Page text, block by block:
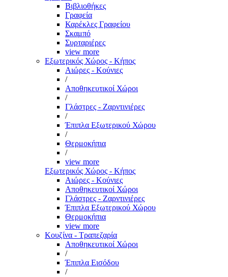
Βιβλιοθήκες
Γραφεία
Καρέκλες Γραφείου
Σκαμπό
Συρταριέρες
view more
Εξωτερικός Χώρος - Κήπος
Αιώρες - Κούνιες
/
Αποθηκευτικοί Χώροι
/
Γλάστρες - Ζαρντινιέρες
/
Έπιπλα Εξωτερικού Χώρου
/
Θερμοκήπια
/
view more
Εξωτερικός Χώρος - Κήπος
Αιώρες - Κούνιες
Αποθηκευτικοί Χώροι
Γλάστρες - Ζαρντινιέρες
Έπιπλα Εξωτερικού Χώρου
Θερμοκήπια
view more
Κουζίνα - Τραπεζαρία
Αποθηκευτικοί Χώροι
/
Έπιπλα Εισόδου
/